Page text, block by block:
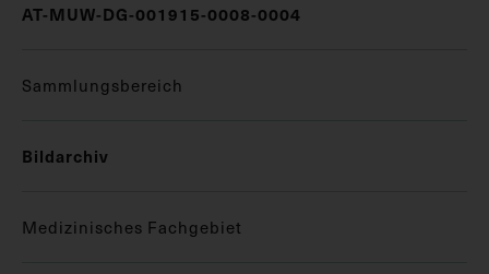
AT-MUW-DG-001915-0008-0004
Sammlungsbereich
Bildarchiv
Medizinisches Fachgebiet